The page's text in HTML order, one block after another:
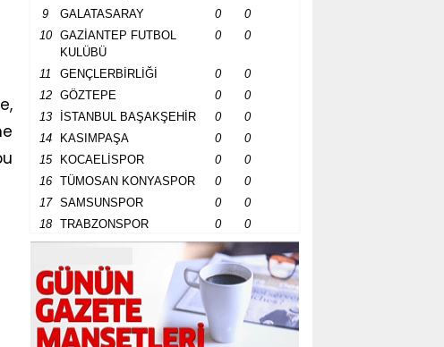
9
GALATASARAY 0
0
10
GAZİANTEP FUTBOL
KULÜBÜ
0 0
11 GENÇLERBİRLİĞİ 0
0
12
GÖZTEPE 0
0
13
İSTANBUL BAŞAKŞEHİR 0
0
14
KASIMPAŞA 0
0
15
KOCAELİSPOR 0
0
16
TÜMOSAN KONYASPOR 0
0
17
SAMSUNSPOR 0
0
18
TRABZONSPOR 0 0